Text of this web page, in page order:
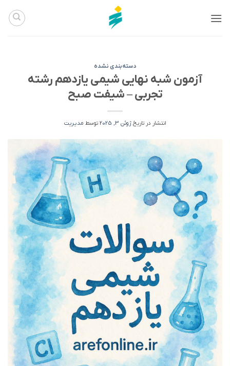
دسته‌بندی نشده
آزمون شبه نهایی شیمی یازدهم رشته
تجربی – شیفت صبح
انتشار در تاریخژوئن 3, 2025 توسط مدیریت